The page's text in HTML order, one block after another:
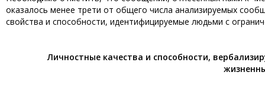
оказалось менее трети от общего числа анализируемых
свойства и способности, идентифицируемые людьми с
Личностные качества и способности,